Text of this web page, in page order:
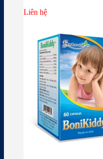
Liên hệ